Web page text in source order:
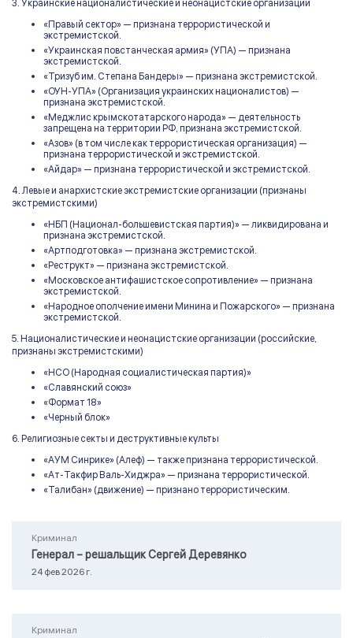
3. Украинские националистические и неонацистские организации
«Правый сектор» — признана террористической и
экстремистской.
«Украинская повстанческая армия» (УПА) — признана
экстремистской.
«Тризуб им. Степана Бандеры» — признана экстремистской.
«ОУН-УПА» (Организация украинских националистов) —
признана экстремистской.
«Меджлис крымскотатарского народа» — деятельность
запрещена на территории РФ, признана экстремистской.
«Азов» (в том числе как террористическая организация) —
признана террористической и экстремистской.
«Айдар» — признана террористической и экстремистской.
4. Левые и анархистские экстремистские организации (признаны
экстремистскими)
«НБП (Национал-большевистская партия)» — ликвидирована и
признана экстремистской.
«Артподготовка» — признана экстремистской.
«Реструкт» — признана экстремистской.
«Московское антифашистское сопротивление» — признана
экстремистской.
«Народное ополчение имени Минина и Пожарского» — признана
экстремистской.
5. Националистические и неонацистские организации (российские,
признаны экстремистскими)
«НСО (Народная социалистическая партия)»
«Славянский союз»
«Формат 18»
«Черный блок»
6. Религиозные секты и деструктивные культы
«АУМ Синрике» (Алеф) — также признана террористической.
«Ат-Такфир Валь-Хиджра» — признана террористической.
«Талибан» (движение) — признано террористическим.
Криминал
Генерал – решальщик Сергей Деревянко
24 фев 2026 г.
Криминал